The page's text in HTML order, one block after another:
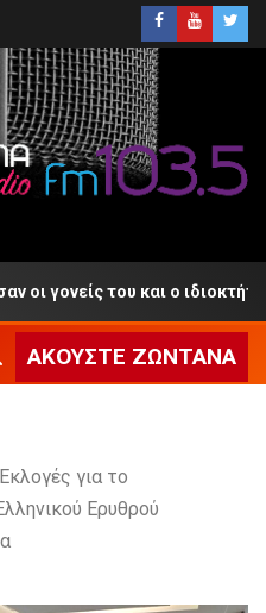
και ο ιδιοκτήτης του Beach
ΑΚΟΎΣΤΕ ΖΩΝΤΑΝΆ
για το
Ερυθρού